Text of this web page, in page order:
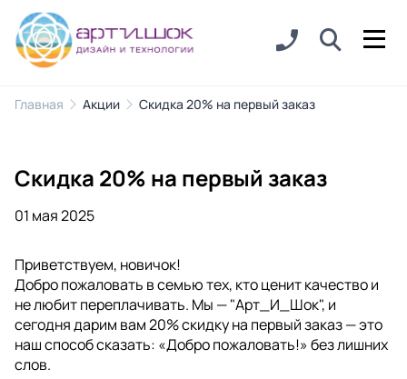
Главная Акции Скидка 20% на первый заказ
Скидка 20% на первый заказ
01 мая 2025
Приветствуем, новичок!
Добро пожаловать в семью тех, кто ценит качество и
не любит переплачивать. Мы — "Арт_И_Шок", и
сегодня дарим вам 20% скидку на первый заказ — это
наш способ сказать: «Добро пожаловать!» без лишних
слов.